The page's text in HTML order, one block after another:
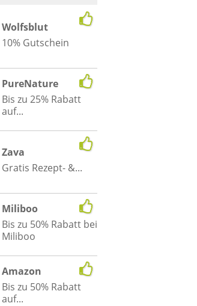
Wolfsblut
10% Gutschein
PureNature
Bis zu 25% Rabatt
auf...
Zava
Gratis Rezept- &...
Miliboo
Bis zu 50% Rabatt bei
Miliboo
Amazon
Bis zu 50% Rabatt
auf...